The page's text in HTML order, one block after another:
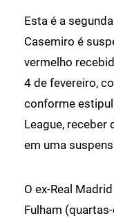
Esta é a
Casemiro é
vermelho
4 de fevereiro,
conforme
League,
em uma
O ex-Real
Fulham